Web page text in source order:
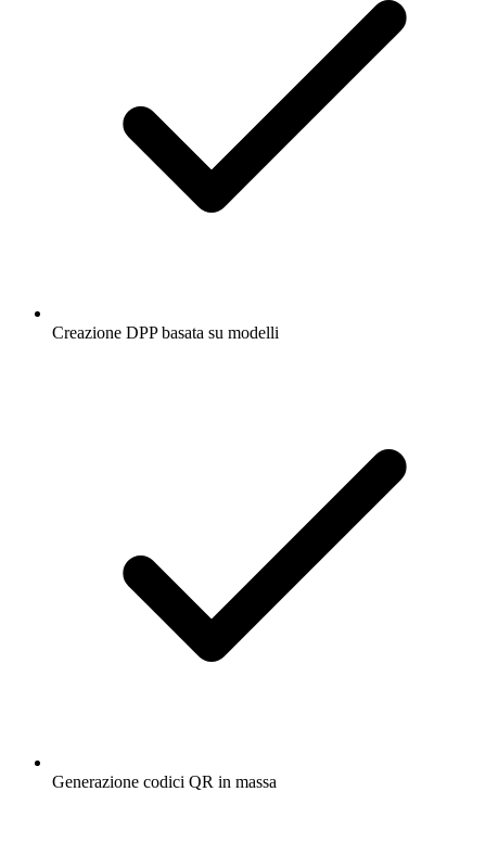
Creazione DPP basata su modelli
Generazione codici QR in massa